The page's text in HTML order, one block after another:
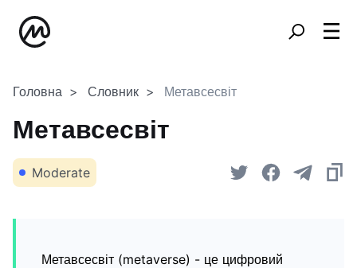
Головна Словник Метавсесвіт
Метавсесвіт
Moderate
Метавсесвіт (metaverse) - це цифровий